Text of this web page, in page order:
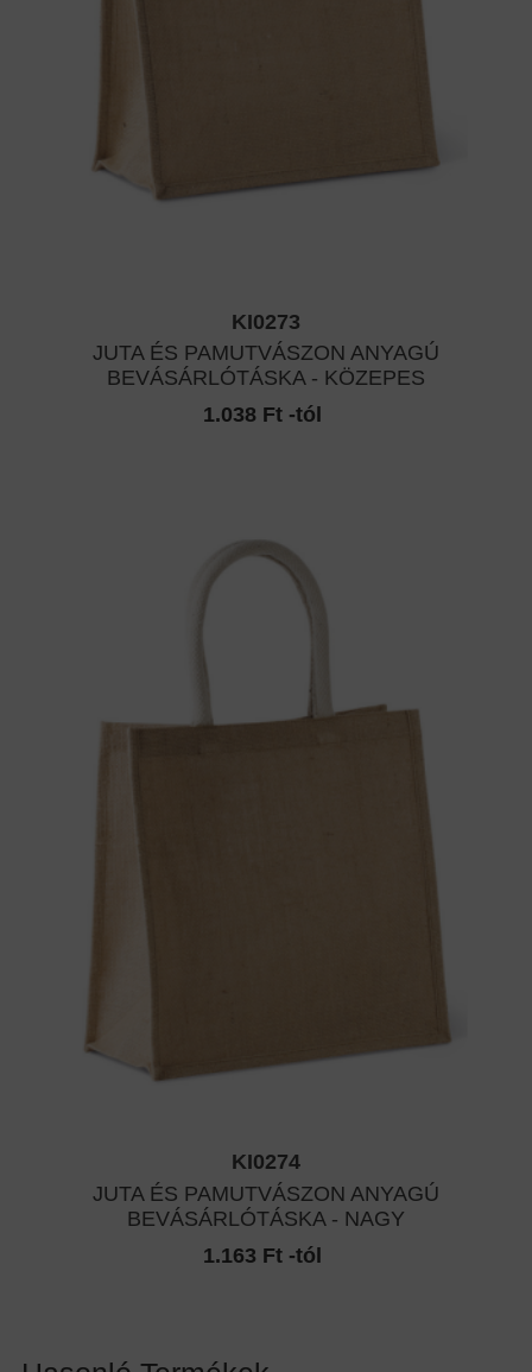
KI0273
JUTA ÉS PAMUTVÁSZON ANYAGÚ
BEVÁSÁRLÓTÁSKA - KÖZEPES
1.038 Ft -tól
KI0274
JUTA ÉS PAMUTVÁSZON ANYAGÚ
BEVÁSÁRLÓTÁSKA - NAGY
1.163 Ft -tól